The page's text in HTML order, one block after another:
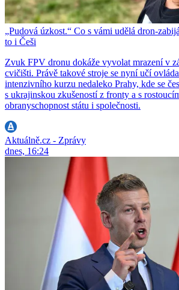
„Pudová úzkost.“ Co s vámi udělá dron-
to i Češi
Zvuk FPV dronu dokáže vyvolat mrazení v
cvičišti. Právě takové stroje se nyní učí
intenzivního kurzu nedaleko Prahy, kde se
s ukrajinskou zkušeností z fronty a s
obranyschopnost státu i společnosti.
Aktuálně.cz - Zprávy
dnes, 16:24